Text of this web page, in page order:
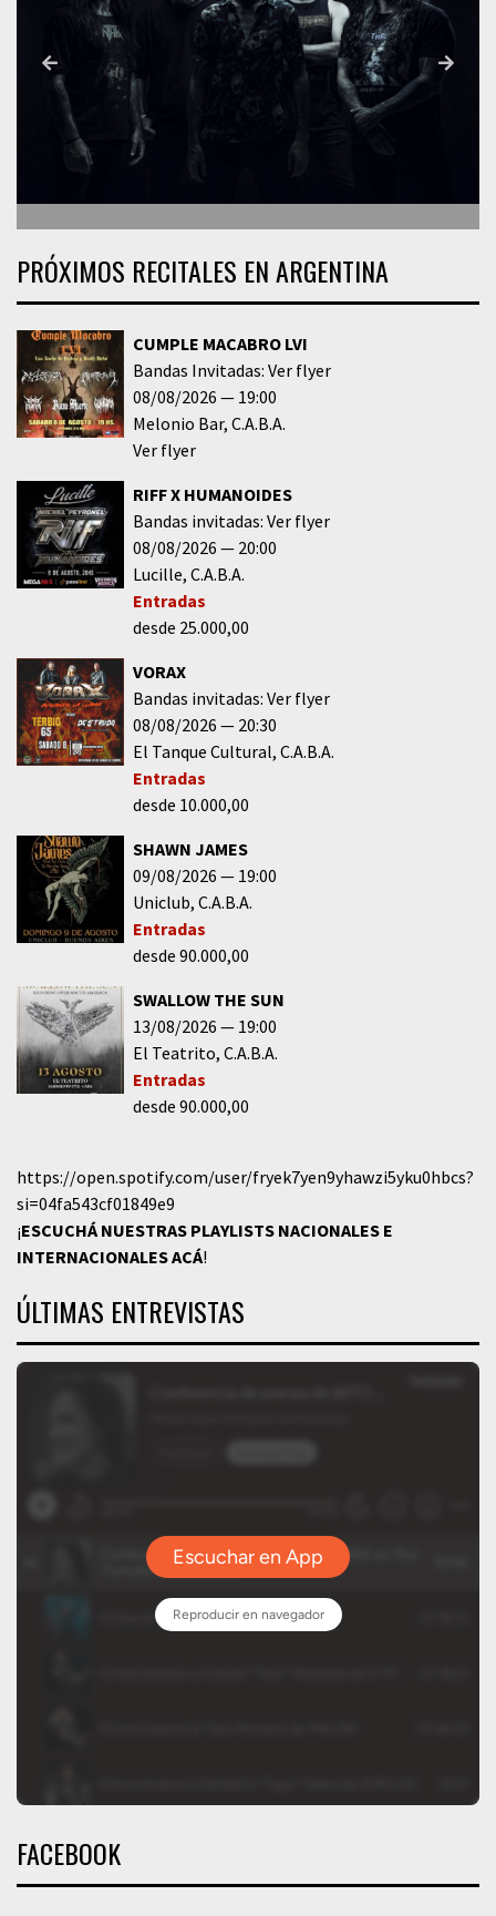
PRÓXIMOS RECITALES EN ARGENTINA
CUMPLE MACABRO LVI
Bandas Invitadas: Ver flyer
08/08/2026
19:00
Melonio Bar C.A.B.A.
Ver flyer
RIFF X HUMANOIDES
Bandas invitadas: Ver flyer
08/08/2026
20:00
Lucille C.A.B.A.
Entradas
desde 25.000,00
VORAX
Bandas invitadas: Ver flyer
08/08/2026
20:30
El Tanque Cultural C.A.B.A.
Entradas
desde 10.000,00
SHAWN JAMES
09/08/2026
19:00
Uniclub C.A.B.A.
Entradas
desde 90.000,00
SWALLOW THE SUN
13/08/2026
19:00
El Teatrito C.A.B.A.
Entradas
desde 90.000,00
https://open.spotify.com/user/fryek7yen9yhawzi5yku0hbcs?
si=04fa543cf01849e9
¡ESCUCHÁ NUESTRAS PLAYLISTS NACIONALES E
INTERNACIONALESACÁ!
ÚLTIMAS ENTREVISTAS
FACEBOOK